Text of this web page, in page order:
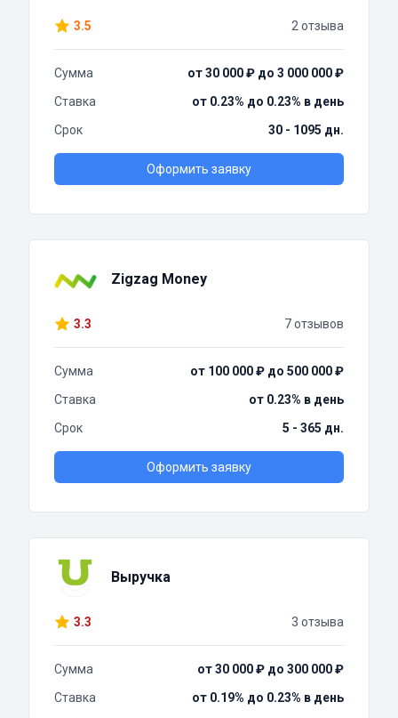
3.5 2 отзыва
Сумма
от 30 000 ₽ до 3 000 000 ₽
Ставка
от 0.23% до 0.23% в день
Срок
30 - 1095 дн.
Оформить заявку
Zigzag Money
3.3 7 отзывов
Сумма
от 100 000 ₽ до 500 000 ₽
Ставка
от 0.23% в день
Срок
5 - 365 дн.
Оформить заявку
Выручка
3.3 3 отзыва
Сумма
от 30 000 ₽ до 300 000 ₽
Ставка
от 0.19% до 0.23% в день